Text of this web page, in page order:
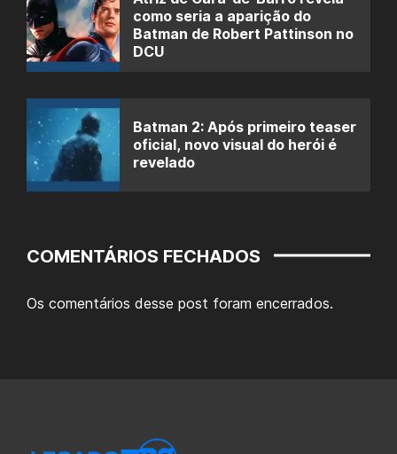
como seria a aparição do
Batman de Robert Pattinson no
DCU
Batman 2: Após primeiro teaser
oficial, novo visual do herói é
revelado
COMENTÁRIOS FECHADOS
Os comentários desse post foram encerrados.